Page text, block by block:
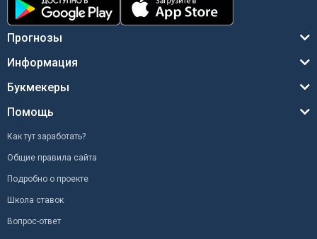
Прогнозы
Информация
Букмекеры
Помощь
Как тут заработать?
Общие правила сайта
Подробно о проекте
Школа ставок
Вопрос-ответ